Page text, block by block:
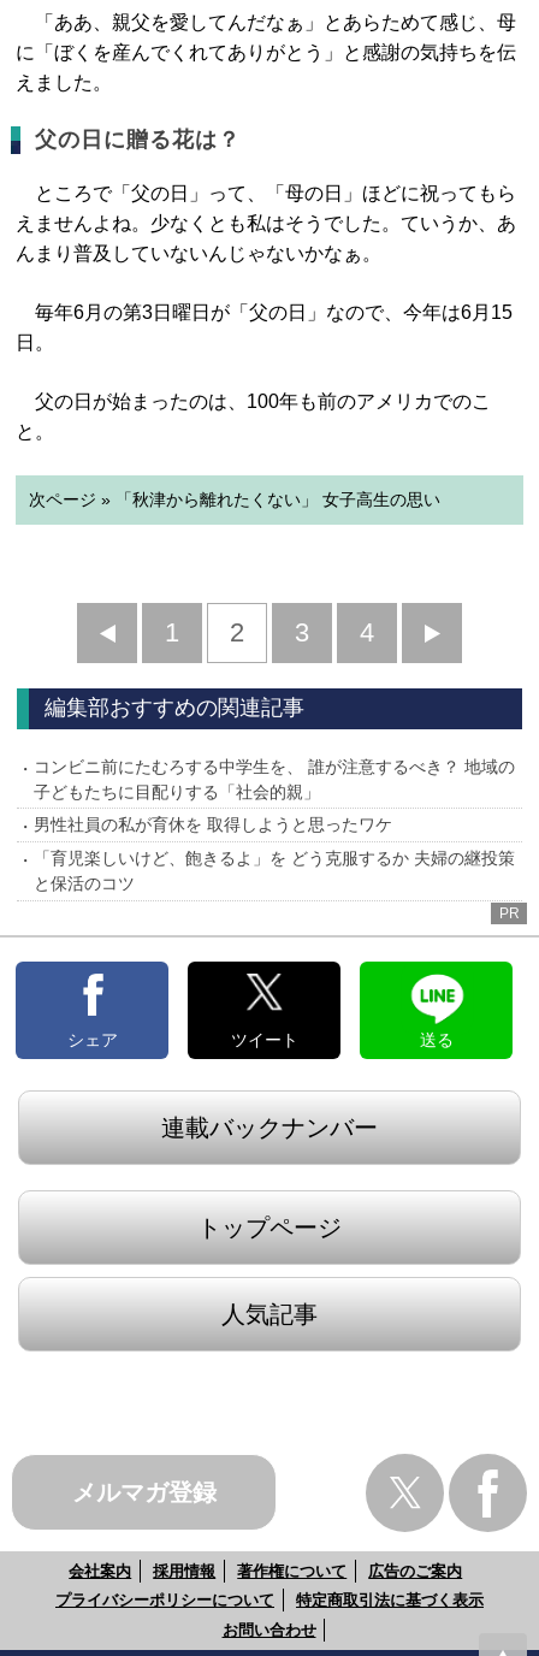
「ああ、親父を愛してんだなぁ」とあらためて感じ、母
に「ぼくを産んでくれてありがとう」と感謝の気持ちを伝
えました。
父の日に贈る花は？
ところで「父の日」って、「母の日」ほどに祝ってもら
えませんよね。少なくとも私はそうでした。ていうか、あ
んまり普及していないんじゃないかなぁ。
毎年6月の第3日曜日が「父の日」なので、今年は6月15
日。
父の日が始まったのは、100年も前のアメリカでのこ
と。
次ページ » 「秋津から離れたくない」 女子高生の思い
前
へ
1 2 3 4
へ
編集部おすすめの関連記事
コンビニ前にたむろする中学生を、 誰が注意するべき？ 地域の
子どもたちに目配りする「社会的親」
男性社員の私が育休を 取得しようと思ったワケ
「育児楽しいけど、飽きるよ」を どう克服するか 夫婦の継投策
と保活のコツ
PR
シェア ツイート 送る
連載バックナンバー
トップページ
人気記事
メルマガ登録
会社案内 採用情報 著作権について
広告のご案内
プライバシーポリシーについて
特定商取引法に基づく表示
お問い合わせ